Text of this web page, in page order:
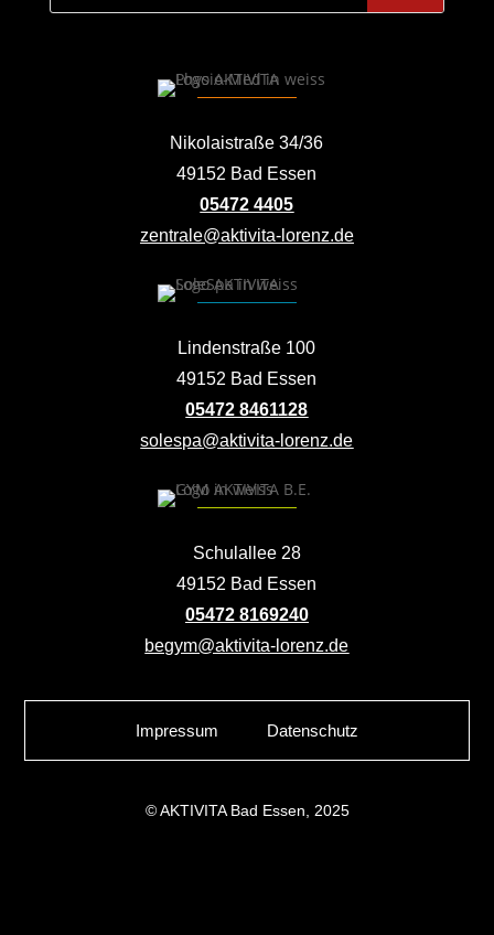
Nikolaistraße 34/36
49152 Bad Essen
05472 4405
zentrale@aktivita-lorenz.de
Lindenstraße 100
49152 Bad Essen
05472 8461128
solespa@aktivita-lorenz.de
Schulallee 28
49152 Bad Essen
05472 8169240
begym@aktivita-lorenz.de
Impressum Datenschutz
© AKTIVITA Bad Essen, 2025